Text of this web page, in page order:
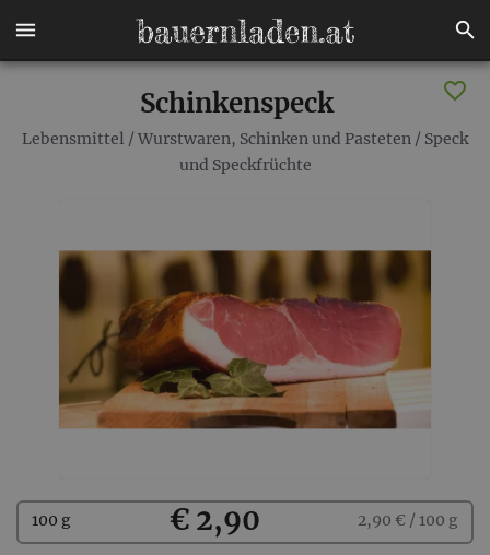
Schinkenspeck
Lebensmittel / Wurstwaren, Schinken und Pasteten / Speck
und Speckfrüchte
Kaufen
100 g € 2,90 2,90 € / 100 g